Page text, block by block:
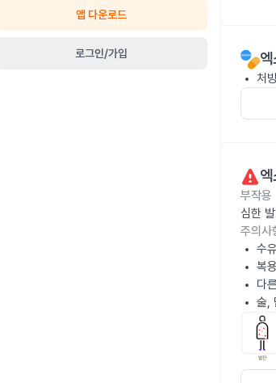
앱 다운로드
로그인/가입
처
부작용
심한
주의사
수
복
다
술,